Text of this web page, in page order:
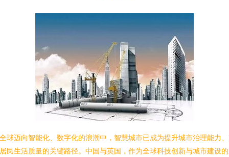
球迈向智能化、数字化的浪潮中，智慧城市已成为提升城市治理能力
民生活质量的关键路径。中国与英国，作为全球科技创新与城市建设